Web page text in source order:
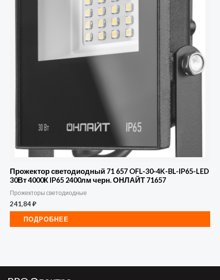
Прожектор светодиодный 71 657 OFL-30-4K-BL-IP65-LED
30Вт 4000К IP65 2400лм черн. ОНЛАЙТ 71657
Прожекторы светодиодные
241,84₽
ПОДРОБНЕЕ